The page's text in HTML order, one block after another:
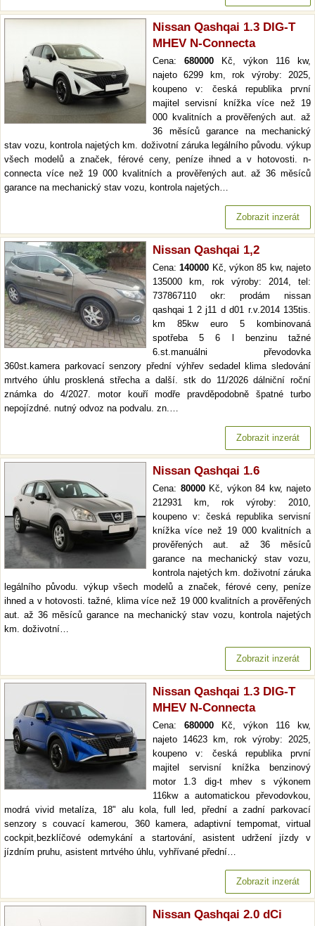
Nissan Qashqai 1.3 DIG-T
MHEV N-Connecta
Cena: 680000 Kč, výkon 116 kw,
najeto 6299 km, rok výroby: 2025,
koupeno v: česká republika první
majitel servisní knížka více než 19
000 kvalitních a prověřených aut. až
36 měsíců garance na mechanický
stav vozu, kontrola najetých km. doživotní záruka legálního původu. výkup
všech modelů a značek, férové ceny, peníze ihned a v hotovosti. n-
connecta více než 19 000 kvalitních a prověřených aut. až 36 měsíců
garance na mechanický stav vozu, kontrola najetých…
Zobrazit inzerát
Nissan Qashqai 1,2
Cena:140000 Kč, výkon 85 kw, najeto
135000 km, rok výroby: 2014, tel:
737867110 okr: prodám nissan
qashqai 1 2 j11 d d01 r.v.2014 135tis.
km 85kw euro 5 kombinovaná
spotřeba 5 6 l benzinu tažné
6.st.manuálni převodovka
360st.kamera parkovací senzory přední výhřev sedadel klima sledování
mrtvého úhlu prosklená střecha a další. stk do 11/2026 dálniční roční
známka do 4/2027. motor kouří modře pravděpodobně špatné turbo
nepojízdné. nutný odvoz na podvalu. zn.…
Zobrazit inzerát
Nissan Qashqai 1.6
Cena: 80000Kč, výkon 84 kw, najeto
212931 km, rok výroby: 2010,
koupeno v: česká republika servisní
knížka více než 19 000 kvalitních a
prověřených aut. až 36 měsíců
garance na mechanický stav vozu,
kontrola najetých km. doživotní záruka
legálního původu. výkup všech modelů a značek, férové ceny, peníze
ihned a v hotovosti. tažné, klima více než 19 000 kvalitních a prověřených
aut. až 36 měsíců garance na mechanický stav vozu, kontrola najetých
km. doživotní…
Zobrazit inzerát
Nissan Qashqai 1.3 DIG-T
MHEV N-Connecta
Cena: 680000 Kč, výkon 116 kw,
najeto 14623 km, rok výroby: 2025,
koupeno v: česká republika první
majitel servisní knížka benzinový
motor 1.3 dig-t mhev s výkonem
116kw a automatickou převodovkou,
modrá vivid metalíza, 18" alu kola, full led, přední a zadní parkovací
senzory s couvací kamerou, 360 kamera, adaptivní tempomat, virtual
cockpit,bezklíčové odemykání a startování, asistent udržení jízdy v
jízdním pruhu, asistent mrtvého úhlu, vyhřívané přední…
Zobrazit inzerát
Nissan Qashqai 2.0 dCi